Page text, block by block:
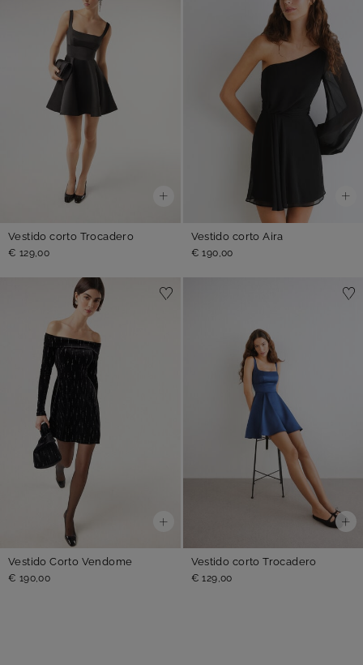
Vestido corto Trocadero
€ 129,00
Vestido corto Aira
€ 190,00
Vestido Corto Vendome
€ 190,00
Vestido corto Trocadero
€ 129,00